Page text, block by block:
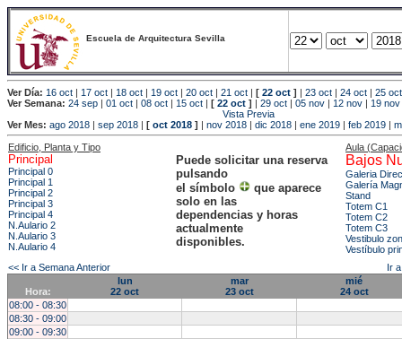
Escuela de Arquitectura Sevilla
Ver Día: 16 oct | 17 oct | 18 oct | 19 oct | 20 oct | 21 oct | [ 22 oct ] | 23 oct | 24 oct | 25 oct
Ver Semana: 24 sep | 01 oct | 08 oct | 15 oct | [ 22 oct ] | 29 oct | 05 nov | 12 nov | 19 nov
Vista Previa
Ver Mes: ago 2018 | sep 2018 | [ oct 2018 ] | nov 2018 | dic 2018 | ene 2019 | feb 2019 |
Edificio, Planta y Tipo
Principal
Principal 0
Principal 1
Principal 2
Principal 3
Principal 4
N.Aulario 2
N.Aulario 3
N.Aulario 4
Puede solicitar una reserva
pulsando
el símbolo
que aparece
solo en las
dependencias y horas
actualmente
disponibles.
Aula
Bajos
Galeria
Galería
Stand
Totem C1
Totem C2
Totem C3
Vestibulo
Vestíbulo
<< Ir a Semana Anterior
Ir
Hora:
lun
22 oct
mar
23 oct
mié
24 oct
08:00 - 08:30
08:30 - 09:00
09:00 - 09:30